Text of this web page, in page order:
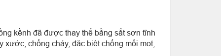
kềnh đã được thay thế bằng sắt sơn tĩnh
chống cháy, đặc biệt chống mối mọt,